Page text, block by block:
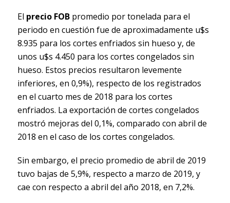
El precio FOBpromedio por tonelada para el
periodo en cuestión fue de aproximadamente u$s
8.935 para los cortes enfriados sin hueso y, de
unos u$s 4.450 para los cortes congelados sin
hueso. Estos precios resultaron levemente
inferiores, en 0,9%), respecto de los registrados
en el cuarto mes de 2018 para los cortes
enfriados. La exportación de cortes congelados
mostró mejoras del 0,1%, comparado con abril de
2018 en el caso de los cortes congelados.
Sin embargo, el precio promedio de abril de 2019
tuvo bajas de 5,9%, respecto a marzo de 2019, y
cae con respecto a abril del año 2018, en 7,2%.